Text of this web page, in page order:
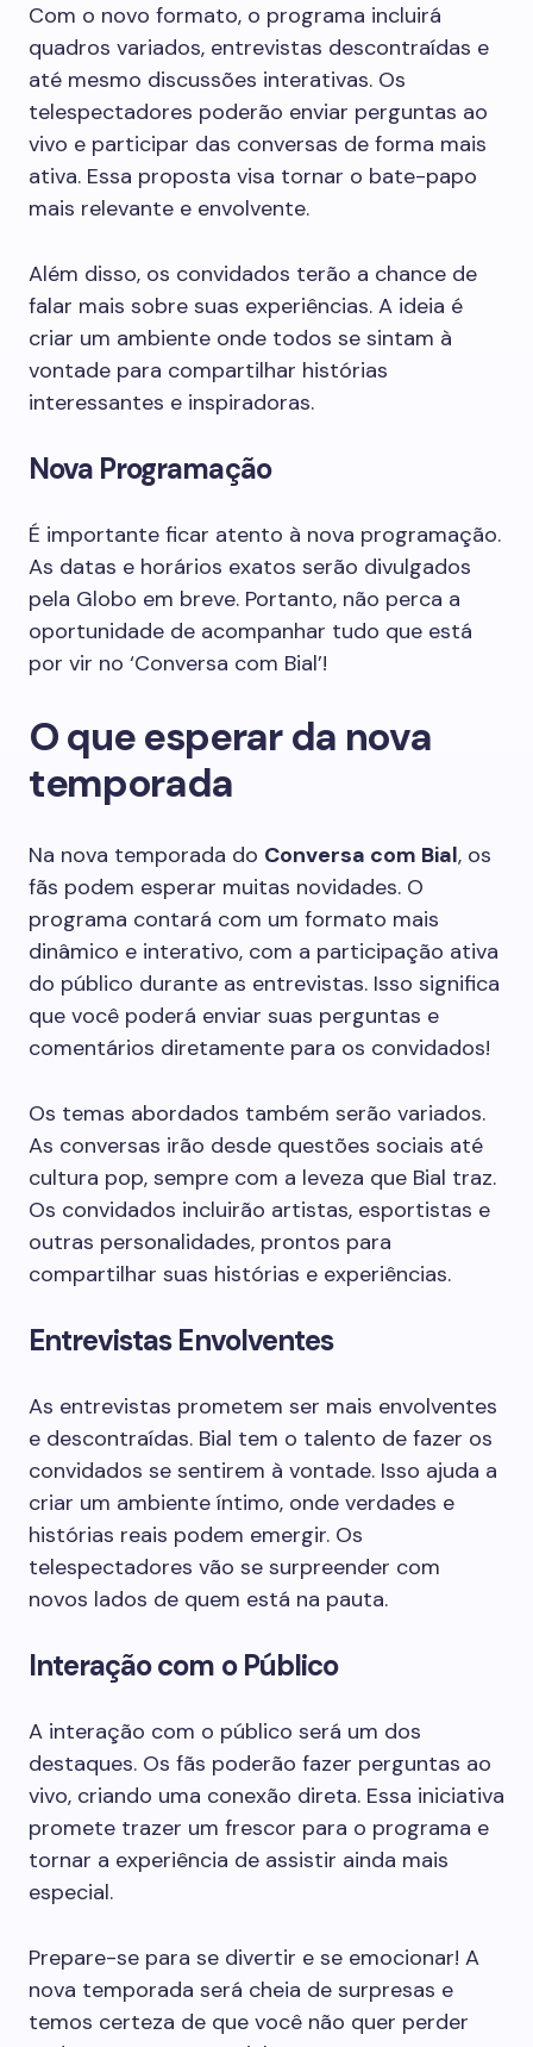
Com o novo formato, o programa incluirá
quadros variados, entrevistas descontraídas e
até mesmo discussões interativas. Os
telespectadores poderão enviar perguntas ao
vivo e participar das conversas de forma mais
ativa. Essa proposta visa tornar o bate-papo
mais relevante e envolvente.
Além disso, os convidados terão a chance de
falar mais sobre suas experiências. A ideia é
criar um ambiente onde todos se sintam à
vontade para compartilhar histórias
interessantes e inspiradoras.
Nova Programação
É importante ficar atento à nova programação.
As datas e horários exatos serão divulgados
pela Globo em breve. Portanto, não perca a
oportunidade de acompanhar tudo que está
por vir no ‘Conversa com Bial’!
O que esperar da nova
temporada
Na nova temporada do Conversa com Bial, os
fãs podem esperar muitas novidades. O
programa contará com um formato mais
dinâmico e interativo, com a participação ativa
do público durante as entrevistas. Isso significa
que você poderá enviar suas perguntas e
comentários diretamente para os convidados!
Os temas abordados também serão variados.
As conversas irão desde questões sociais até
cultura pop, sempre com a leveza que Bial traz.
Os convidados incluirão artistas, esportistas e
outras personalidades, prontos para
compartilhar suas histórias e experiências.
Entrevistas Envolventes
As entrevistas prometem ser mais envolventes
e descontraídas. Bial tem o talento de fazer os
convidados se sentirem à vontade. Isso ajuda a
criar um ambiente íntimo, onde verdades e
histórias reais podem emergir. Os
telespectadores vão se surpreender com
novos lados de quem está na pauta.
Interação com o Público
A interação com o público será um dos
destaques. Os fãs poderão fazer perguntas ao
vivo, criando uma conexão direta. Essa iniciativa
promete trazer um frescor para o programa e
tornar a experiência de assistir ainda mais
especial.
Prepare-se para se divertir e se emocionar! A
nova temporada será cheia de surpresas e
temos certeza de que você não quer perder